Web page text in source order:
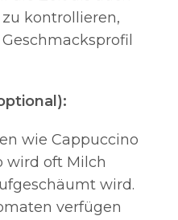
kontrollieren,
wie Cappuccino
wird oft Milch
wird.
verfügen